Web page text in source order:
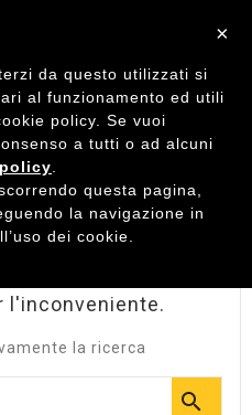

- REDIL SRL
LA MARCA F90001441 -
l'inconveniente.
la ricerca

×
da questo utilizzati si
al funzionamento ed utili
policy. Se vuoi
a tutti o ad alcuni
questa pagina,
la navigazione in
dei cookie.